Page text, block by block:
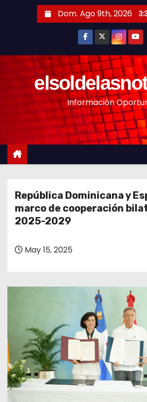
n
Dom. Ago 9th, 2026
Información
República Dominicana y
marco de cooperación
2025-2029
May 15, 2025